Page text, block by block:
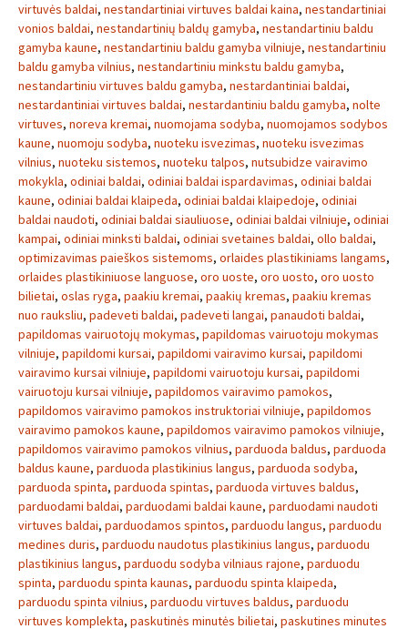
virtuvės baldai, nestandartiniai virtuves baldai kaina, nestandartiniai
vonios baldai, nestandartinių baldų gamyba, nestandartiniu baldu
gamyba kaune, nestandartiniu baldu gamyba vilniuje, nestandartiniu
baldu gamyba vilnius, nestandartiniu minkstu baldu gamyba,
nestandartiniu virtuves baldu gamyba, nestardantiniai baldai,
nestardantiniai virtuves baldai, nestardantiniu baldu gamyba, nolte
virtuves, noreva kremai, nuomojama sodyba, nuomojamos sodybos
kaune, nuomoju sodyba, nuoteku isvezimas, nuoteku isvezimas
vilnius, nuoteku sistemos, nuoteku talpos, nutsubidze vairavimo
mokykla, odiniai baldai, odiniai baldai ispardavimas, odiniai baldai
kaune, odiniai baldai klaipeda, odiniai baldai klaipedoje, odiniai
baldai naudoti, odiniai baldai siauliuose, odiniai baldai vilniuje, odiniai
kampai, odiniai minksti baldai, odiniai svetaines baldai, ollo baldai,
optimizavimas paieškos sistemoms, orlaides plastikiniams langams,
orlaides plastikiniuose languose, oro uoste, oro uosto, oro uosto
bilietai, oslas ryga, paakiu kremai, paakių kremas, paakiu kremas
nuo rauksliu, padeveti baldai, padeveti langai, panaudoti baldai,
papildomas vairuotojų mokymas, papildomas vairuotoju mokymas
vilniuje, papildomi kursai, papildomi vairavimo kursai, papildomi
vairavimo kursai vilniuje, papildomi vairuotoju kursai, papildomi
vairuotoju kursai vilniuje, papildomos vairavimo pamokos,
papildomos vairavimo pamokos instruktoriai vilniuje, papildomos
vairavimo pamokos kaune, papildomos vairavimo pamokos vilniuje,
papildomos vairavimo pamokos vilnius, parduoda baldus, parduoda
baldus kaune, parduoda plastikinius langus, parduoda sodyba,
parduoda spinta, parduoda spintas, parduoda virtuves baldus,
parduodami baldai, parduodami baldai kaune, parduodami naudoti
virtuves baldai, parduodamos spintos, parduodu langus, parduodu
medines duris, parduodu naudotus plastikinius langus, parduodu
plastikinius langus, parduodu sodyba vilniaus rajone, parduodu
spinta, parduodu spinta kaunas, parduodu spinta klaipeda,
parduodu spinta vilnius, parduodu virtuves baldus, parduodu
virtuves komplekta, paskutinės minutės bilietai, paskutines minutes